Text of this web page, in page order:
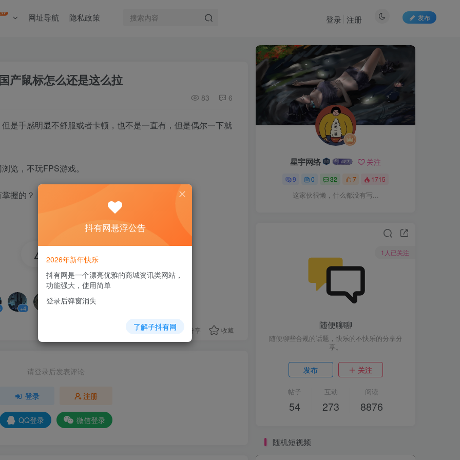
网址导航 隐私政策 发布
登录 注册
产鼠标怎么还是这么拉
83 6
是手感明显不舒服或者卡顿，也不是一直有，但是偶尔一下就
览，不玩FPS游戏。
握的？
8人已评分
+4
分享 收藏
请登录后发表评论
登录 注册
QQ登录 微信登录
星宇网络 关注
9 0 32 7 1715
这家伙很懒，什么都没有写...
1人已关注
随便聊聊
随便聊些合规的话题，快乐的不快乐的分享分
享。
发布 关注
帖子
54
互动
273
阅读
8876
随机短视频
抖有网悬浮公告
2026年新年快乐
抖有网是一个漂亮优雅的商城资讯类网站，
功能强大，使用简单
登录后弹窗消失
了解子抖有网